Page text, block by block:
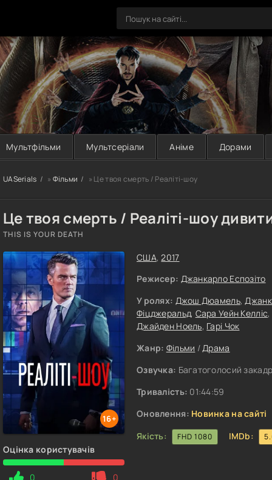
Мультфільми Мультсеріали Аніме Дорами
UASerials » Фільми » Це твоя смерть / Реаліті-шоу
Це твоя смерть / Реаліті-шоу
THIS IS YOUR DEATH
16+
Оцінка користувачів
0 0
США,2017
Режисер: Джанкарло Еспозіто
У ролях: Джош Дюамель,
Фіцджеральд, Сара Уейн Келліс,
Джайден Ноель, Гарі Чок
Жанр: Фільми /Драма
Озвучка: Багатоголосий
Тривалість: 01:44:59
Оновлення: Новинка на сайті
Якість:
FHD 1080 IMDb: